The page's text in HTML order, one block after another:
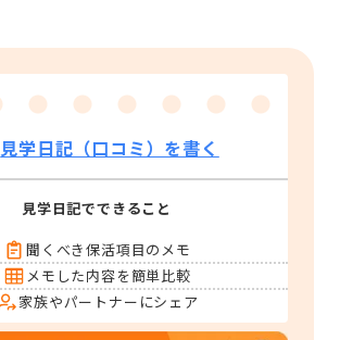
見学日記（口コミ）を書く
見学日記でできること
聞くべき保活項目のメモ
メモした内容を簡単比較
家族やパートナーにシェア